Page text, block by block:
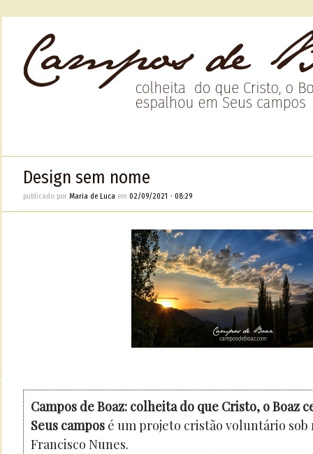
Design sem nome
publicado por Maria de Lucaem 02/09/2021 • 08:29
Campos de Boaz: colheita do que Cristo, o Boaz
Seus camposé um projeto cristão voluntário sob
Francisco Nunes.